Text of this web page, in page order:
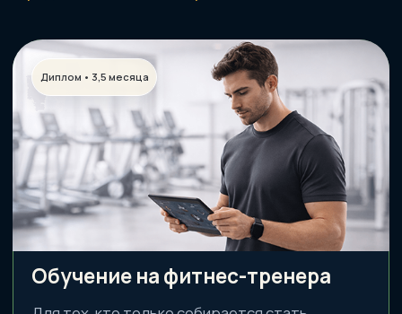
Тренировки с беременными
Фитнес обучение для действующих
тренеров по работе до, во время и
после беременности.
Подробнее о программе →
Курсы-навигаторы
Способ не просто научиться чему-то